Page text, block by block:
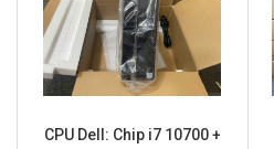
CPU Dell: Chip i7 10700 +